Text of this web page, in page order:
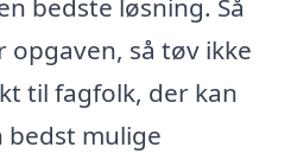
bedste løsning. Så
så tøv ikke
til fagfolk, der kan
bedst mulige